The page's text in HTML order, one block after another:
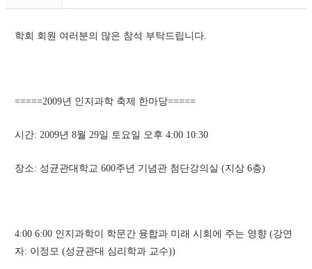
학회 회원 여러분의 많은 참석 부탁드립니다.
=====2009년 인지과학 축제 한마당=====
시간: 2009년 8월 29일 토요일 오후 4:00 10:30
장소: 성균관대학교 600주년 기념관 첨단강의실 (지상 6층)
4:00 6:00 인지과학이 학문간 융합과 미래 시회에 주는 영향 (강연
자: 이정모 (성균관대 심리학과 교수))